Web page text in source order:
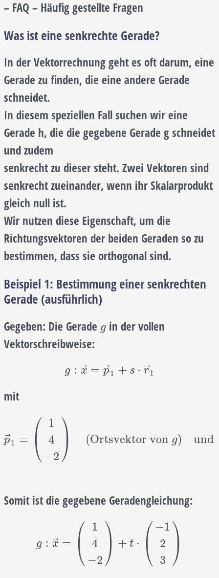
– FAQ – Häufig gestellte Fragen
Was ist eine senkrechte Gerade?
In der Vektorrechnung geht es oft darum, eine
Gerade zu finden, die eine andere Gerade
schneidet.
In diesem speziellen Fall suchen wir eine
Gerade h, die die gegebene Gerade g schneidet
und zudem
senkrecht zu dieser steht. Zwei Vektoren sind
senkrecht zueinander, wenn ihr Skalarprodukt
gleich null ist.
Wir nutzen diese Eigenschaft, um die
Richtungsvektoren der beiden Geraden so zu
bestimmen, dass sie orthogonal sind.
Beispiel 1: Bestimmung einer senkrechten
Gerade (ausführlich)
Gegeben: Die Gerade g
g in der vollen
Vektorschreibweise:
g : x = p⃗
1 + s ⋅ r⃗
1
g :x →=p → 1+s ⋅r →1
mit
p⃗
1 = ⎛
⎝
⎜
1
4
−2
⎞
⎠
⎟ (Ortsvektor von g) und
→ =(14−2)(Ortsvektor von g)und
Somit ist die gegebene Geradengleichung:
g : x = ⎛
⎝
⎜
1
4
−2
⎞
⎠
⎟ + t ⋅ ⎛
⎝
⎜ −1
2
3
⎞
⎠
⎟
g:x → (1 2 +t⋅(−1 2